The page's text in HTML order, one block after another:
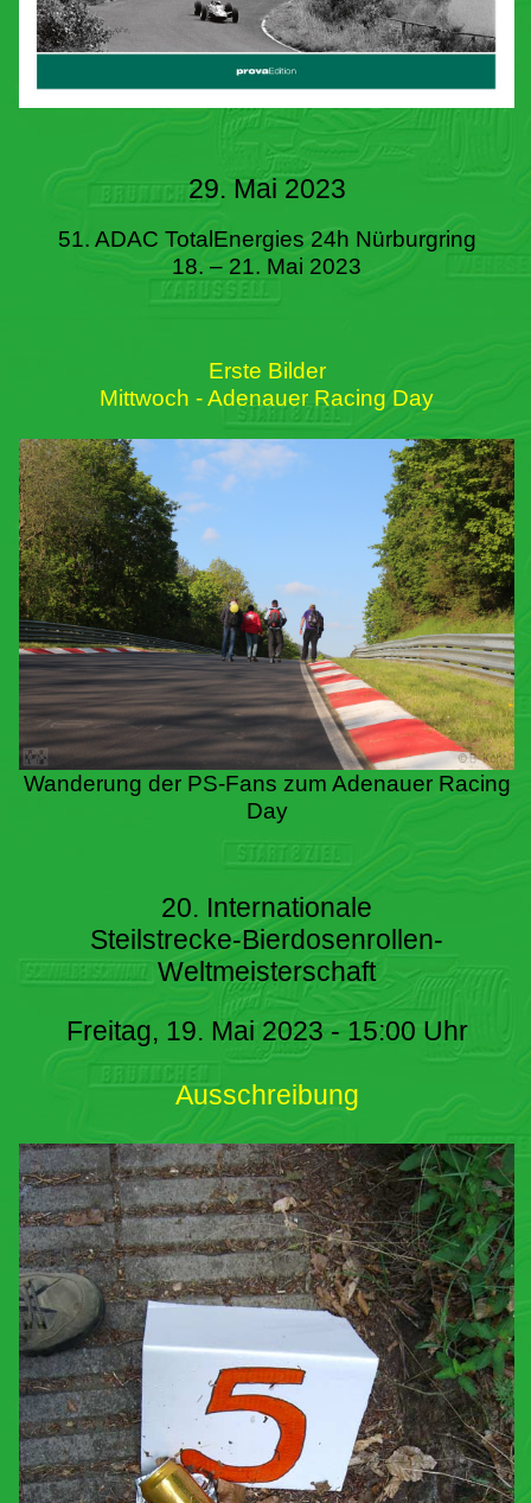
29. Mai 2023
51. ADAC TotalEnergies 24h Nürburgring
18. – 21. Mai 2023
Erste Bilder
Mittwoch - Adenauer Racing Day
Wanderung der PS-Fans zum Adenauer Racing
Day
20. Internationale
Steilstrecke-Bierdosenrollen-
Weltmeisterschaft
Freitag, 19. Mai 2023 - 15:00 Uhr
Ausschreibung